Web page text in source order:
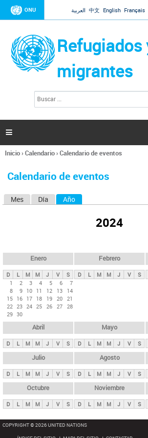
Jump to navigation
ONU العربية 中文 English Français
Refugiados
migrantes
l
d
s

Se
usted
Inicio›Calendario›Calendario de eventos
Calendario de eventos
s
p
n
i
p
a
l
s
Mes Día Año
2024
Enero
D L M M J V
S
1
2 3 4 5 6
7
8
9 10 11 12 13
14
15 16 17 18 19 20 21
22 23 24 25 26 27 28
29 30
Febrero
D L M M J V S
Abril
D L M M J V S
Mayo
D L M M J V S
Julio
D L M M J V S
Agosto
D L M M J V S
Octubre
D L M M J V S
Noviembre
D L M M J V S
COPYRIGHT © 2026 UNITED NATIONS